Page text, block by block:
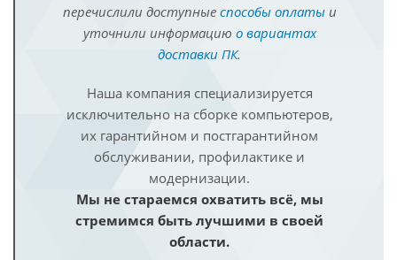
перечислили доступные способы оплатыи
уточнили информацию о вариантах
доставки ПК.
Наша компания специализируется
исключительно на сборке компьютеров,
их гарантийном и постгарантийном
обслуживании, профилактике и
модернизации.
Мы не стараемся охватить всё, мы
стремимся быть лучшими в своей
области.